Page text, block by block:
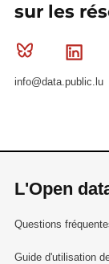
sur les
Bluesky
info@data.public.lu
L'Open
Questions
Guide d'utilisation